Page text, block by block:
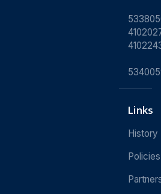
Links
History
Policies